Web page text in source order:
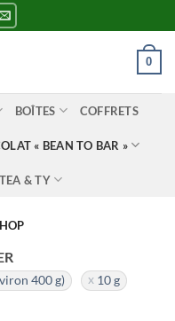
0
BOÎTES COFFRETS
« BEAN TO BAR »
& TY
400 g) 10 g